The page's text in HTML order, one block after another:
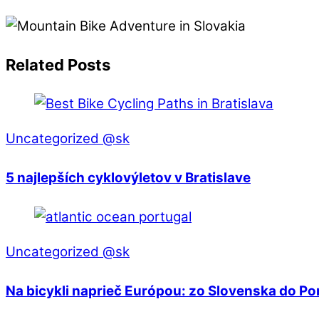
Related Posts
Uncategorized @sk
5 najlepších cyklovýletov v Bratislave
Uncategorized @sk
Na bicykli naprieč Európou: zo Slovenska do